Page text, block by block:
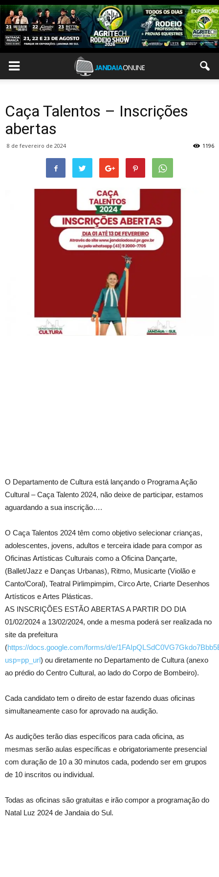
Caça Talentos – Inscrições
abertas
8 de fevereiro de 2024 1196
O Departamento de Cultura está lançando o Programa Ação
Cultural – Caça Talento 2024, não deixe de participar, estamos
aguardando a sua inscrição….
O Caça Talentos 2024 têm como objetivo selecionar crianças,
adolescentes, jovens, adultos e terceira idade para compor as
Oficinas Artísticas Culturais como a Oficina Dançarte,
(Ballet/Jazz e Danças Urbanas), Ritmo, Musicarte (Violão e
Canto/Coral), Teatral Pirlimpimpim, Circo Arte, Criarte Desenhos
Artísticos e Artes Plásticas.
AS INSCRIÇÕES ESTÃO ABERTAS A PARTIR DO DIA
01/02/2024 a 13/02/2024, onde a mesma poderá ser realizada no
site da prefeitura
(https://docs.google.com/forms/d/e/
usp=pp_url) ou diretamente no Departamento de Cultura (anexo
ao prédio do Centro Cultural, ao lado do Corpo de Bombeiro).
Cada candidato tem o direito de estar fazendo duas oficinas
simultaneamente caso for aprovado na audição.
As audições terão dias específicos para cada oficina, as
mesmas serão aulas específicas e obrigatoriamente presencial
com duração de 10 a 30 minutos cada, podendo ser em grupos
de 10 inscritos ou individual.
Todas as oficinas são gratuitas e irão compor a programação do
Natal Luz 2024 de Jandaia do Sul.